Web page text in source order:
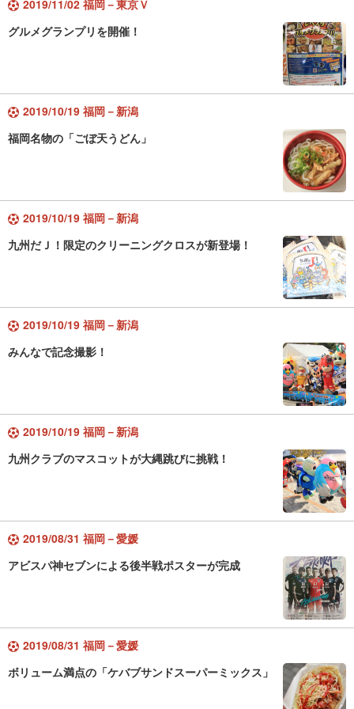
2019/11/02 福岡－東京Ｖ
グルメグランプリを開催！
2019/10/19 福岡－新潟
福岡名物の「ごぼ天うどん」
2019/10/19 福岡－新潟
九州だＪ！限定のクリーニングクロスが新登場！
2019/10/19 福岡－新潟
みんなで記念撮影！
2019/10/19 福岡－新潟
九州クラブのマスコットが大縄跳びに挑戦！
2019/08/31 福岡－愛媛
アビスパ神セブンによる後半戦ポスターが完成
2019/08/31 福岡－愛媛
ボリューム満点の「ケバブサンドスーパーミックス」